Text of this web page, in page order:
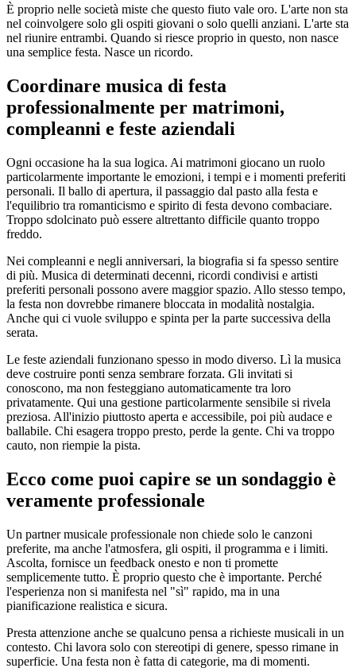
È proprio nelle società miste che questo fiuto vale oro. L'arte non sta
nel coinvolgere solo gli ospiti giovani o solo quelli anziani. L'arte sta
nel riunire entrambi. Quando si riesce proprio in questo, non nasce
una semplice festa. Nasce un ricordo.
Coordinare musica di festa
professionalmente per matrimoni,
compleanni e feste aziendali
Ogni occasione ha la sua logica. Ai matrimoni giocano un ruolo
particolarmente importante le emozioni, i tempi e i momenti preferiti
personali. Il ballo di apertura, il passaggio dal pasto alla festa e
l'equilibrio tra romanticismo e spirito di festa devono combaciare.
Troppo sdolcinato può essere altrettanto difficile quanto troppo
freddo.
Nei compleanni e negli anniversari, la biografia si fa spesso sentire
di più. Musica di determinati decenni, ricordi condivisi e artisti
preferiti personali possono avere maggior spazio. Allo stesso tempo,
la festa non dovrebbe rimanere bloccata in modalità nostalgia.
Anche qui ci vuole sviluppo e spinta per la parte successiva della
serata.
Le feste aziendali funzionano spesso in modo diverso. Lì la musica
deve costruire ponti senza sembrare forzata. Gli invitati si
conoscono, ma non festeggiano automaticamente tra loro
privatamente. Qui una gestione particolarmente sensibile si rivela
preziosa. All'inizio piuttosto aperta e accessibile, poi più audace e
ballabile. Chi esagera troppo presto, perde la gente. Chi va troppo
cauto, non riempie la pista.
Ecco come puoi capire se un sondaggio è
veramente professionale
Un partner musicale professionale non chiede solo le canzoni
preferite, ma anche l'atmosfera, gli ospiti, il programma e i limiti.
Ascolta, fornisce un feedback onesto e non ti promette
semplicemente tutto. È proprio questo che è importante. Perché
l'esperienza non si manifesta nel "sì" rapido, ma in una
pianificazione realistica e sicura.
Presta attenzione anche se qualcuno pensa a richieste musicali in un
contesto. Chi lavora solo con stereotipi di genere, spesso rimane in
superficie. Una festa non è fatta di categorie, ma di momenti.